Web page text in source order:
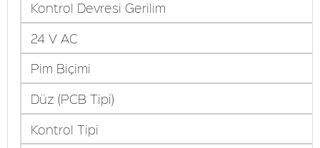
Kontrol Devresi Gerilim
24 V AC
Pim Biçimi
Düz (PCB Tipi)
Kontrol Tipi